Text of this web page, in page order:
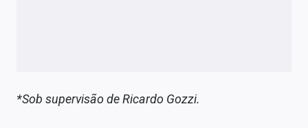
*Sob supervisão de Ricardo Gozzi.